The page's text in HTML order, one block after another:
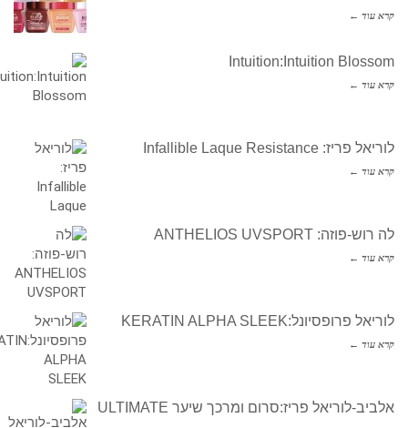
קרא עוד ←
Intuition:Intuition Blossom
קרא עוד ←
לוריאל פריז: Infallible Laque Resistance
קרא עוד ←
לה רוש-פוזה: ANTHELIOS UVSPORT
קרא עוד ←
לוריאל פרופסיונל:KERATIN ALPHA SLEEK
קרא עוד ←
אלביב-לוריאל פריז:סרום ומרכך שיער ULTIMATE